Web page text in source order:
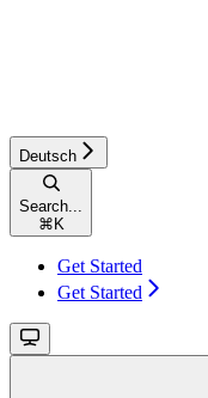
Deutsch
Search...
⌘ K
Get Started
Get Started